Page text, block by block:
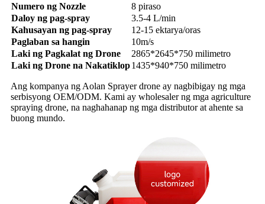
Numero ng Nozzle
8 piraso
Daloy ng pag-spray
3.5-4 L/min
Kahusayan ng pag-spray
12-15 ektarya/oras
Paglaban sa hangin
10m/s
Laki ng Pagkalat ng Drone
2865*2645*750 milimetro
Laki ng Drone na Nakatiklop1435*940*750 milimetro
Ang kompanya ng Aolan Sprayer drone ay nagbibigay ng mga
serbisyong OEM/ODM. Kami ay wholesaler ng mga agriculture
spraying drone, na naghahanap ng mga distributor at ahente sa
buong mundo.